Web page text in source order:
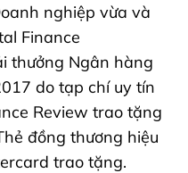
nghiệp vừa và
Finance
thưởng Ngân hàng
do tạp chí uy tín
Review trao tặng
đồng thương hiệu
trao tặng.